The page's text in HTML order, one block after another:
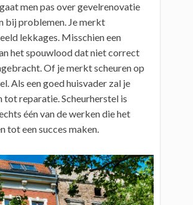
men pas over gevelrenovatie
bij problemen. Je merkt
lekkages. Misschien een
het spouwlood dat niet correct
Of je merkt scheuren op
Als een goed huisvader zal je
tot reparatie. Scheurherstel is
één van de werken die het
tot een succes maken.